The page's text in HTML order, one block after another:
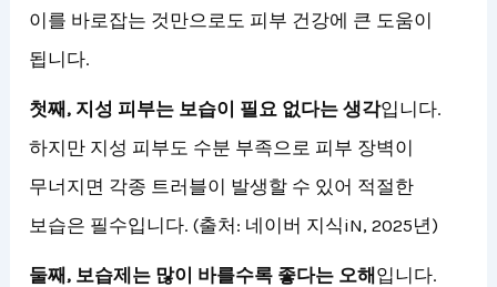
이를 바로잡는 것만으로도 피부 건강에 큰 도움이
됩니다.
첫째, 지성 피부는 보습이 필요 없다는 생각입니다.
하지만 지성 피부도 수분 부족으로 피부 장벽이
무너지면 각종 트러블이 발생할 수 있어 적절한
보습은 필수입니다. (출처: 네이버 지식iN, 2025년)
둘째, 보습제는 많이 바를수록 좋다는 오해입니다.